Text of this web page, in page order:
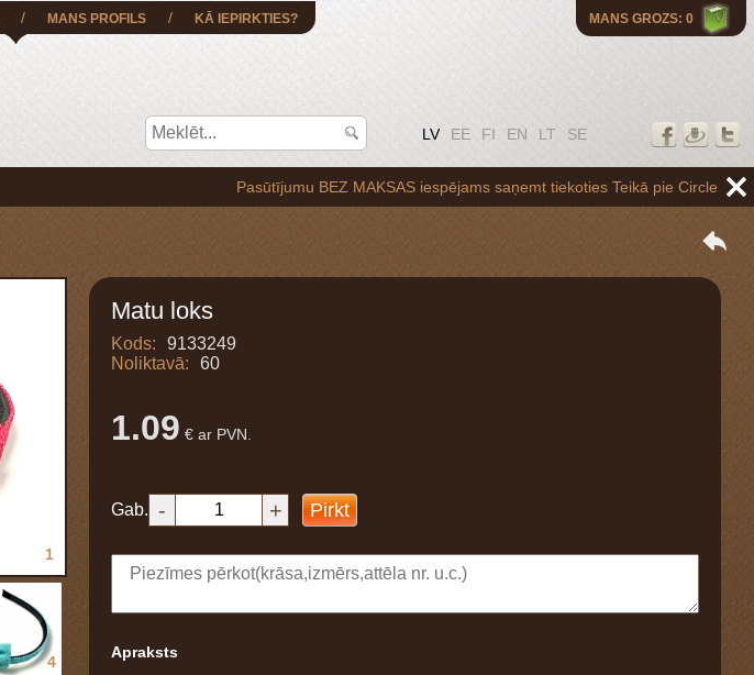
MANS GROZS: 0
LV EE FI EN LT SE
/ MANS PROFILS / KĀ IEPIRKTIES?
Pasūtījumu BEZ MAKSAS iespējams saņemt tiekoties Teikā pie Circle K
1
4
Matu loks
Kods:
9133249
Noliktavā:
60
1.09 € ar PVN.
Gab. - + Pirkt
Apraksts